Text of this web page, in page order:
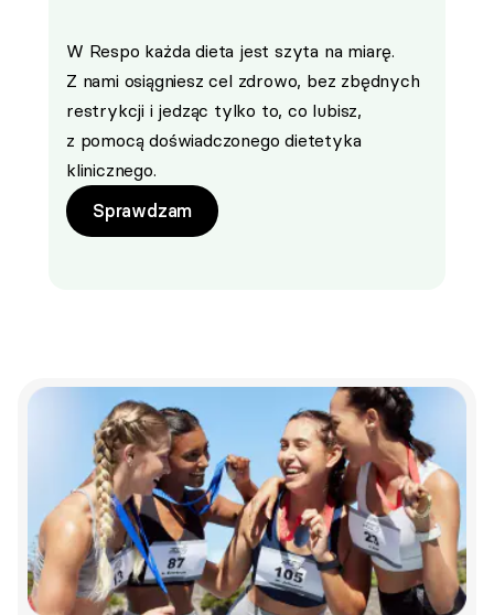
W Respo każda dieta jest szyta na miarę.
Z nami osiągniesz cel zdrowo, bez zbędnych
restrykcji i jedząc tylko to, co lubisz,
z pomocą doświadczonego dietetyka
klinicznego.
Sprawdzam